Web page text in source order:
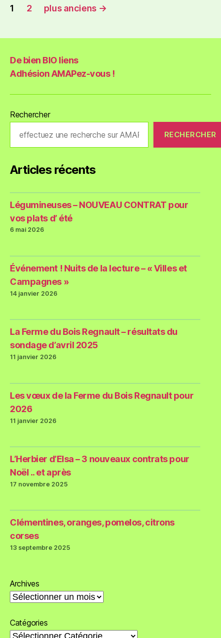
1 2 plus anciens →
De bien BIO liens
Adhésion AMAPez-vous !
Rechercher
RECHERCHER
Articles récents
Légumineuses – NOUVEAU CONTRAT pour
vos plats d’ été
6 mai 2026
Événement ! Nuits de la lecture – « Villes et
Campagnes »
14 janvier 2026
La Ferme du Bois Regnault – résultats du
sondage d’avril 2025
11 janvier 2026
Les vœux de la Ferme du Bois Regnault pour
2026
11 janvier 2026
L’Herbier d’Elsa – 3 nouveaux contrats pour
Noël .. et après
17 novembre 2025
Clémentines, oranges, pomelos, citrons
corses
13 septembre 2025
Archives
Catégories